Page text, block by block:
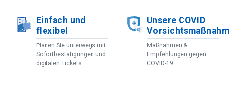
Einfach und
flexibel
Planen Sie unterwegs mit
Sofortbestätigungen und
digitalen Tickets
Unsere COVID
Maßnahmen &
Empfehlungen gegen
COVID-19